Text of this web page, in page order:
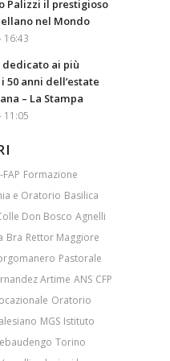
Palizzi il prestigioso
nel Mondo
16:43
dedicato ai più
50 anni dell’estate
– La Stampa
11:05
Formazione
e Oratorio Basilica
Don Bosco Agnelli
Bra Rettor Maggiore
Pastorale
Artime ANS CFP
Oratorio
MGS Istituto
Torino